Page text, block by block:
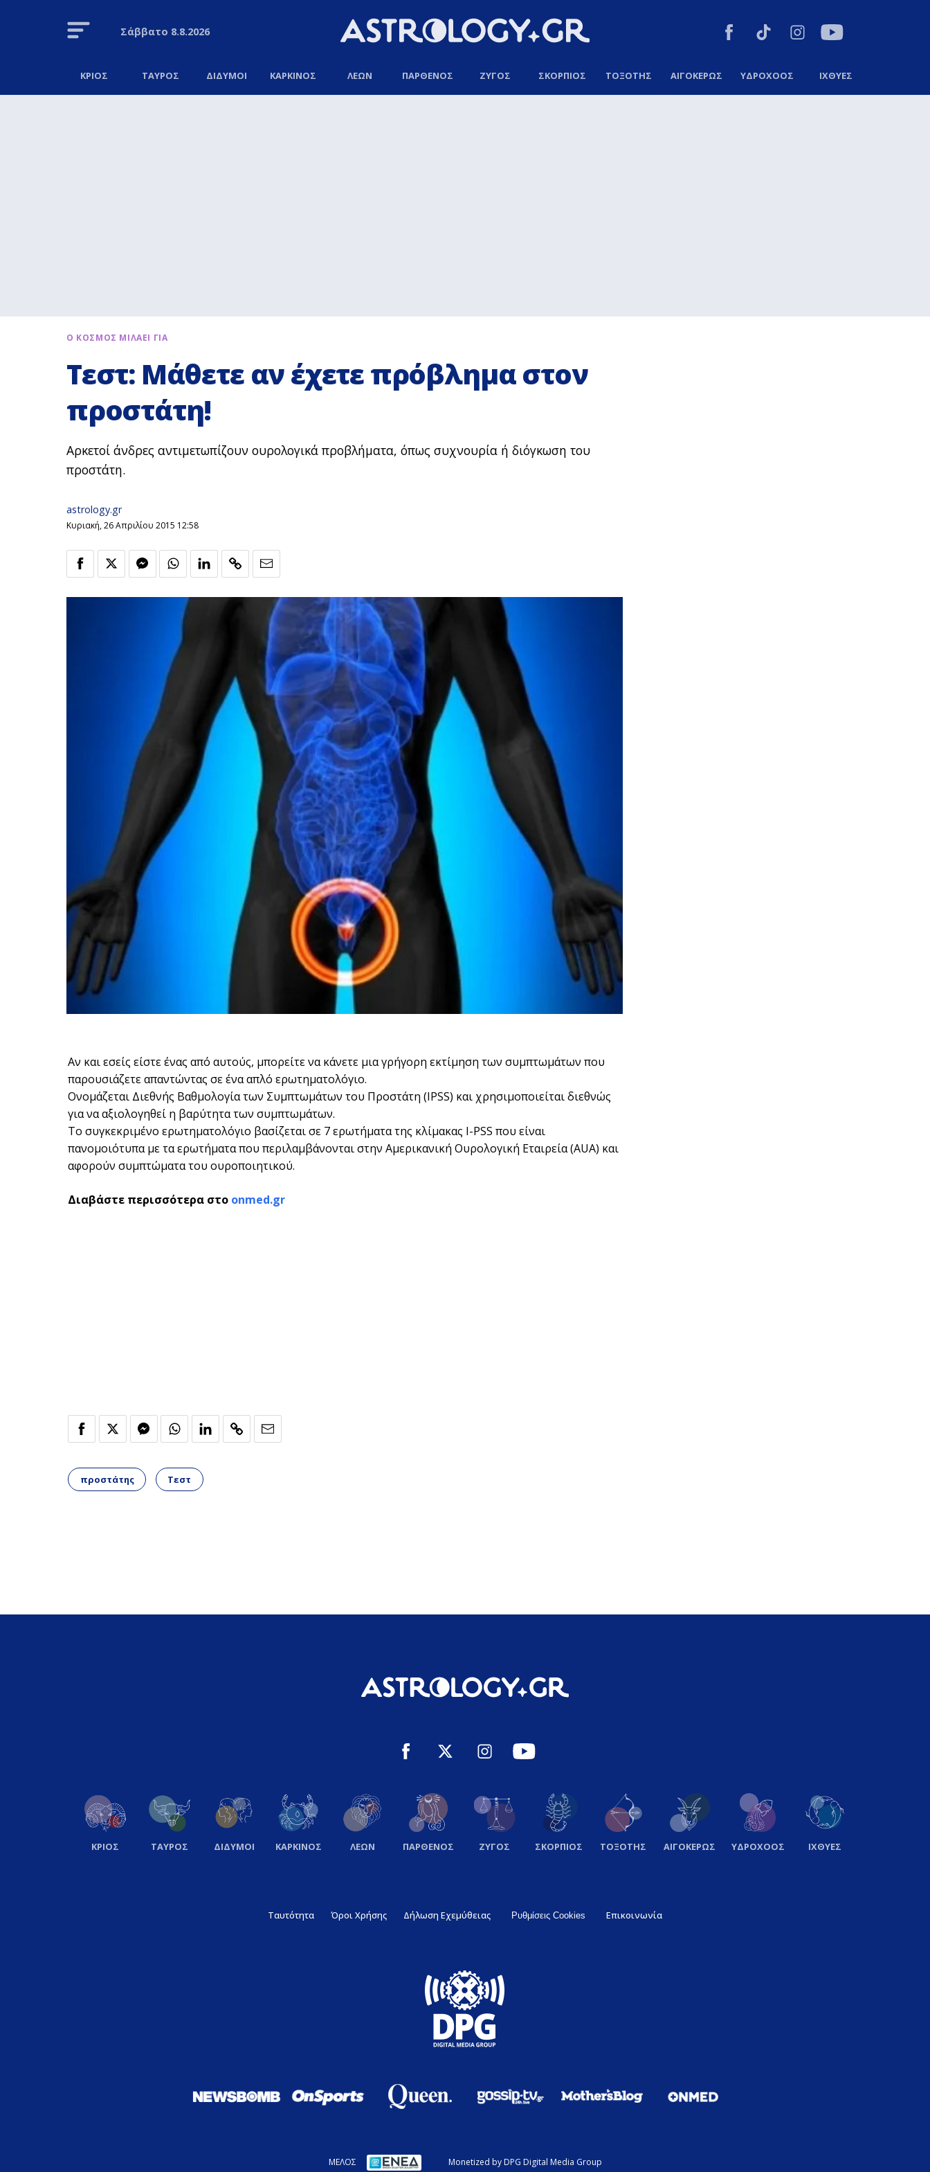
Σάββατο 8.8.2026
ΚΡΙΟΣ ΤΑΥΡΟΣ ΔΙΔΥΜΟΙ ΚΑΡΚΙΝΟΣ ΛΕΩΝ ΠΑΡΘΕΝΟΣ ΖΥΓΟΣ ΣΚΟΡΠΙΟΣ ΤΟΞΟΤΗΣ ΑΙΓΟΚΕΡΩΣ ΥΔΡΟΧΟΟΣ ΙΧΘΥΕΣ
Ο ΚΟΣΜΟΣ ΜΙΛΑΕΙ ΓΙΑ
Τεστ: Μάθετε αν έχετε πρόβλημα στον
προστάτη!
Αρκετοί άνδρες αντιμετωπίζουν ουρολογικά προβλήματα, όπως συχνουρία ή διόγκωση του
προστάτη.
astrology.gr
Κυριακή, 26 Απριλίου 2015 12:58
Αν και εσείς είστε ένας από αυτούς, μπορείτε να κάνετε μια γρήγορη εκτίμηση των συμπτωμάτων που
παρουσιάζετε απαντώντας σε ένα απλό ερωτηματολόγιο.
Ονομάζεται Διεθνής Βαθμολογία των Συμπτωμάτων του Προστάτη (IPSS) και χρησιμοποιείται διεθνώς
για να αξιολογηθεί η βαρύτητα των συμπτωμάτων.
Το συγκεκριμένο ερωτηματολόγιο βασίζεται σε 7 ερωτήματα της κλίμακας Ι-PSS που είναι
πανομοιότυπα με τα ερωτήματα που περιλαμβάνονται στην Αμερικανική Ουρολογική Εταιρεία (AUA) και
αφορούν συμπτώματα του ουροποιητικού.
Διαβάστε περισσότερα στο onmed.gr
προστάτης Τεστ
ΚΡΙΟΣ ΤΑΥΡΟΣ ΔΙΔΥΜΟΙ ΚΑΡΚΙΝΟΣ ΛΕΩΝ ΠΑΡΘΕΝΟΣ ΖΥΓΟΣ ΣΚΟΡΠΙΟΣ ΤΟΞΟΤΗΣ ΑΙΓΟΚΕΡΩΣ ΥΔΡΟΧΟΟΣ ΙΧΘΥΕΣ
Ταυτότητα Όροι Χρήσης Δήλωση Εχεμύθειας Ρυθμίσεις Cookies Επικοινωνία
ΜΕΛΟΣ Monetized by DPG Digital Media Group